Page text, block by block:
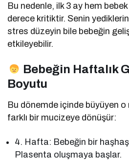
Bu nedenle, ilk 3 ay hem
derece kritiktir. Senin
stres düzeyin bile bebeğin
etkileyebilir.
Bebeğin Haftalık
Boyutu
Bu dönemde içinde büyüyen
farklı bir mucizeye dönüşür:
4. Hafta: Bebeğin bir
Plasenta oluşmaya başlar.